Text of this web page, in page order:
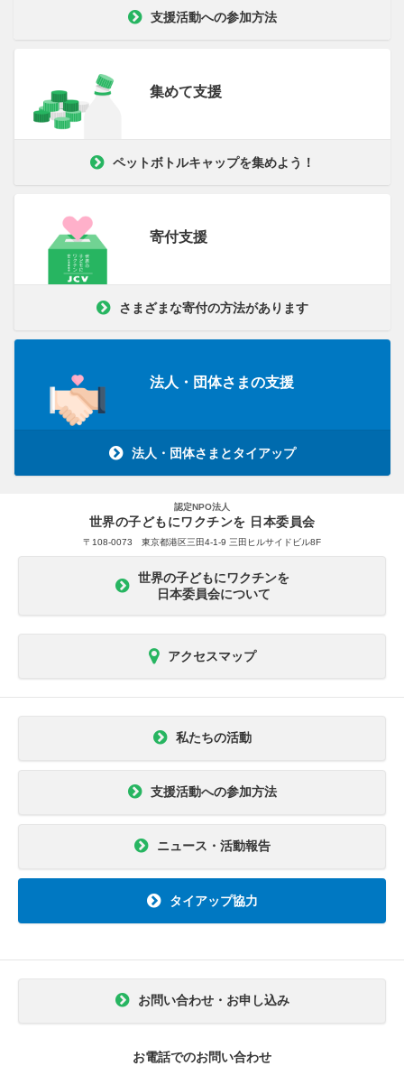
支援活動への参加方法
集めて支援
ペットボトルキャップを集めよう！
寄付支援
さまざまな寄付の方法があります
法人・団体さまの支援
法人・団体さまとタイアップ
認定NPO法人
世界の子どもにワクチンを 日本委員会
〒108-0073 東京都港区三田4-1-9 三田ヒルサイドビル8F
世界の子どもにワクチンを
日本委員会について
アクセスマップ
私たちの活動
支援活動への参加方法
ニュース・活動報告
タイアップ協力
お問い合わせ・お申し込み
お電話でのお問い合わせ